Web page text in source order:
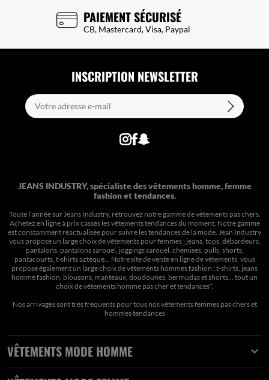
PAIEMENT SÉCURISÉ
CB, Mastercard, Visa, Paypal
INSCRIPTION NEWSLETTER
JEANS INDUSTRY, spécialiste des vêtements homme, femme
fashion et tendances.
Toute l’année sur Jeans Industry, retrouvez notre gamme de vêtements pas chers.
Achetez en ligne à prix cassés les vêtements tendances du moment. Notre gamme
est constamment réactualisée pour suivre les tendances de la mode. Jean Industry
vous propose un large choix de vêtements pour femmes : jeans, tops, débardeurs,
pantalons, pantalons sarouel, joggings sarouel, chemises, pulls, shorts,
pantacourts, t-shirts aztèque... Notre site de vente en ligne de vêtements, vous
propose également un large choix de vêtements hommes fashion : t-shirts, jeans
homme fashion, blousons, manteaux, doudounes, bermudas et shorts… tout un
choix devêtements homme pas cher et tendances*.
Nos arrivages sont très fréquents pour tous nosvêtements femmes pas cherset
hommes tendances
VÊTEMENTS MODE HOMME 